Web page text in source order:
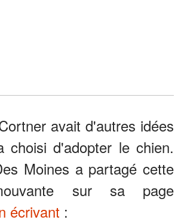
avait d'autres idées
choisi d'adopter le chien.
Moines a partagé cette
sur sa page
écrivant :